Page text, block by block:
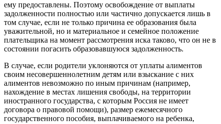
ему предоставлены. Поэтому освобождение от выплаты
задолженности полностью или частично допускается лишь в
том случае, если не только причина ее образования была
уважительной, но и материальное и семейное положение
плательщика на момент рассмотрения иска таково, что он не в
состоянии погасить образовавшуюся задолженность.
В случае, если родители уклоняются от уплаты алиментов
своим несовершеннолетним детям или взыскание с них
алиментов невозможно по иным причинам (например,
нахождение в местах лишения свободы, на территории
иностранного государства, с которым Россия не имеет
договора о правовой помощи), размер ежемесячного
государственного пособия, выплачиваемого на ребенка,